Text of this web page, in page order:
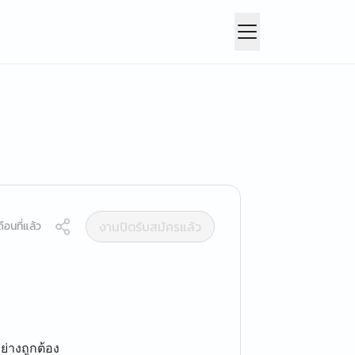
อนที่แล้ว งานปิดรับสมัครแล้ว
างถูกต้อง